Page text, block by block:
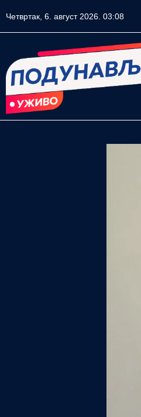
Четвртак, 6. август 2026. 03:08